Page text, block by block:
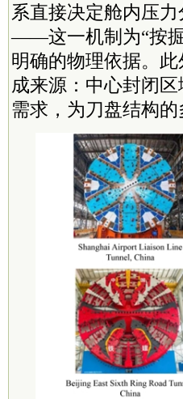
系直接决定舱内压
——这一机制为“按
明确的物理依据。
成来源：中心封闭
需求，为刀盘结构